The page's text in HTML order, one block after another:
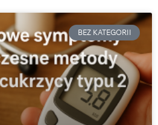
BEZ KATEGORII